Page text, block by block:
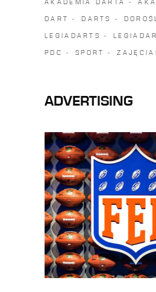
AKADEMIA DARTA
DART DARTS
LEGIADARTS
PDC SPORT
ADVERTISING